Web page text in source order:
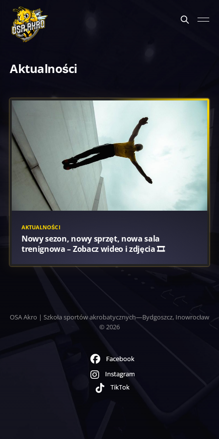
Aktualności
AKTUALNOŚCI
Nowy sezon, nowy sprzęt, nowa sala
trenignowa – Zobacz wideo i zdjęcia 🎞️
OSA Akro | Szkoła sportów akrobatycznych—Bydgoszcz, Inowrocław
© 2026
Facebook
Instagram
TikTok